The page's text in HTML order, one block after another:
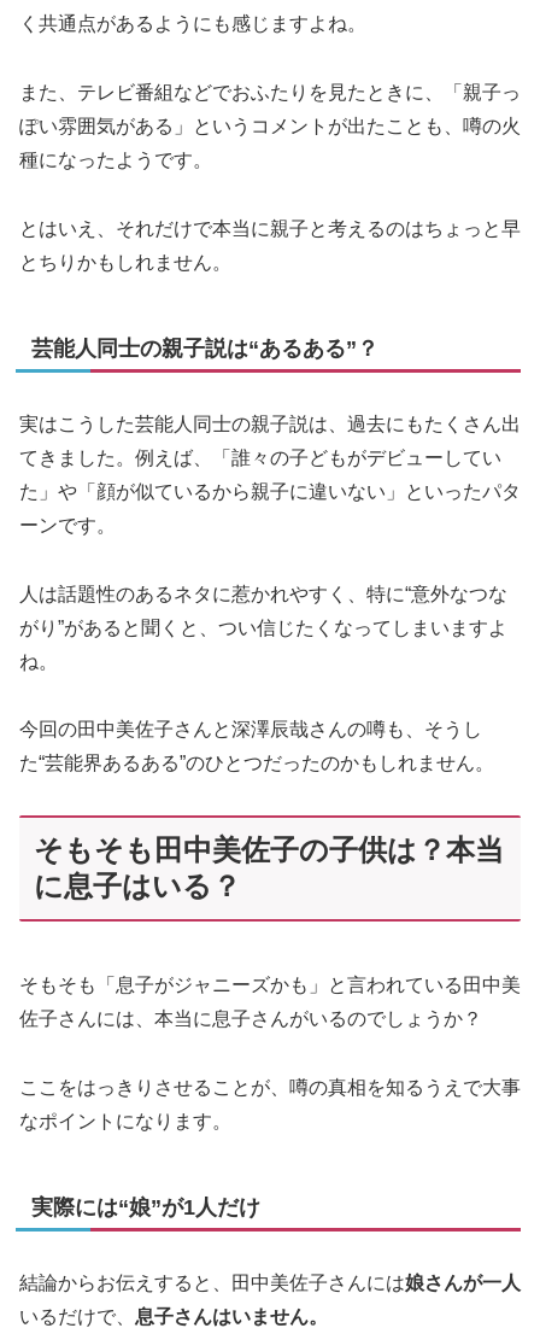
く共通点があるようにも感じますよね。
また、テレビ番組などでおふたりを見たときに、「親子っ
ぽい雰囲気がある」というコメントが出たことも、噂の火
種になったようです。
とはいえ、それだけで本当に親子と考えるのはちょっと早
とちりかもしれません。
芸能人同士の親子説は“あるある”？
実はこうした芸能人同士の親子説は、過去にもたくさん出
てきました。例えば、「誰々の子どもがデビューしてい
た」や「顔が似ているから親子に違いない」といったパタ
ーンです。
人は話題性のあるネタに惹かれやすく、特に“意外なつな
がり”があると聞くと、つい信じたくなってしまいますよ
ね。
今回の田中美佐子さんと深澤辰哉さんの噂も、そうし
た“芸能界あるある”のひとつだったのかもしれません。
そもそも田中美佐子の子供は？本当
に息子はいる？
そもそも「息子がジャニーズかも」と言われている田中美
佐子さんには、本当に息子さんがいるのでしょうか？
ここをはっきりさせることが、噂の真相を知るうえで大事
なポイントになります。
実際には“娘”が1人だけ
結論からお伝えすると、田中美佐子さんには娘さんが一人
いるだけで、 息子さんはいません。